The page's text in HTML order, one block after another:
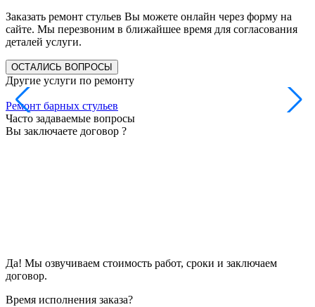
Заказать ремонт стульев Вы можете онлайн через форму на
сайте. Мы перезвоним в ближайшее время для согласования
деталей услуги.
ОСТАЛИСЬ ВОПРОСЫ
Другие услуги по ремонту
Ремонт барных стульев
Часто задаваемые вопросы
Вы заключаете договор ?
Да! Мы озвучиваем стоимость работ, сроки и заключаем
договор.
Время исполнения заказа?